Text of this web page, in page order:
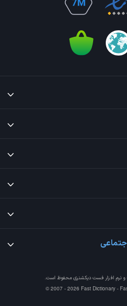
نرم افزارفست دیکشنری محفوظ است.
© 2007 - 2026 Fast Dictionary -